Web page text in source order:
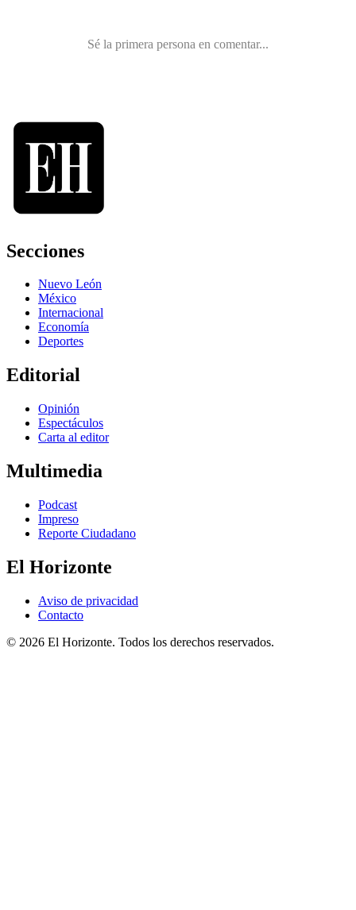
Secciones
Nuevo León
México
Internacional
Economía
Deportes
Editorial
Opinión
Espectáculos
Carta al editor
Multimedia
Podcast
Impreso
Reporte Ciudadano
El Horizonte
Aviso de privacidad
Contacto
© 2026 El Horizonte. Todos los derechos reservados.